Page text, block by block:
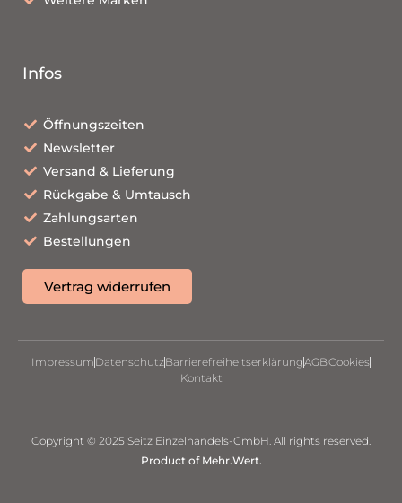
Infos
Öffnungszeiten
Newsletter
Versand & Lieferung
Rückgabe & Umtausch
Zahlungsarten
Bestellungen
Vertrag widerrufen
Impressum Datenschutz BarrierefreiheitserklärungAGBCookies
Kontakt
Copyright © 2025 Seitz Einzelhandels-GmbH. All rights reserved.
Product of Mehr.Wert.